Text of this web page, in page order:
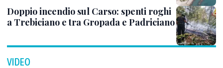
Doppio incendio sul Carso: spenti roghi
a Trebiciano e tra Gropada e Padriciano
VIDEO